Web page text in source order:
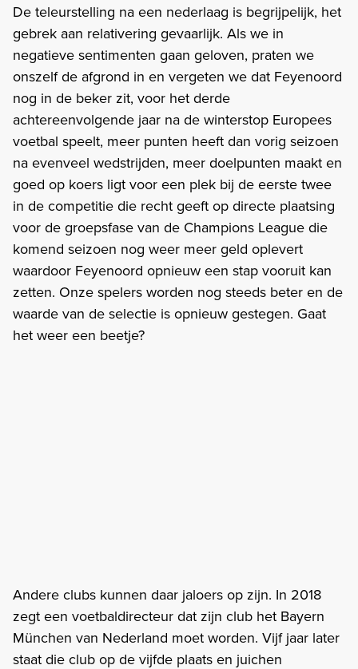
De teleurstelling na een nederlaag is begrijpelijk, het
gebrek aan relativering gevaarlijk. Als we in
negatieve sentimenten gaan geloven, praten we
onszelf de afgrond in en vergeten we dat Feyenoord
nog in de beker zit, voor het derde
achtereenvolgende jaar na de winterstop Europees
voetbal speelt, meer punten heeft dan vorig seizoen
na evenveel wedstrijden, meer doelpunten maakt en
goed op koers ligt voor een plek bij de eerste twee
in de competitie die recht geeft op directe plaatsing
voor de groepsfase van de Champions League die
komend seizoen nog weer meer geld oplevert
waardoor Feyenoord opnieuw een stap vooruit kan
zetten. Onze spelers worden nog steeds beter en de
waarde van de selectie is opnieuw gestegen. Gaat
het weer een beetje?
Andere clubs kunnen daar jaloers op zijn. In 2018
zegt een voetbaldirecteur dat zijn club het Bayern
München van Nederland moet worden. Vijf jaar later
staat die club op de vijfde plaats en juichen